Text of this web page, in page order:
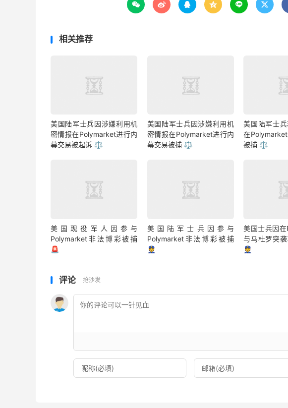
     
相关推荐
美国陆军士兵因涉嫌利用机
密情报在Polymarket进行内
幕交易被起诉 ⚖️
美国陆军士兵因涉嫌利用机
密情报在Polymarket进行内
幕交易被捕 ⚖️
美国陆军士
在
被捕 ⚖️
美国现役军人因参与
Polymarket非法博彩被捕
🚨
美国陆军士兵因参与
Polymarket非法博彩被捕
👮
美国士兵因
与马杜罗突
👮
评论 抢沙发